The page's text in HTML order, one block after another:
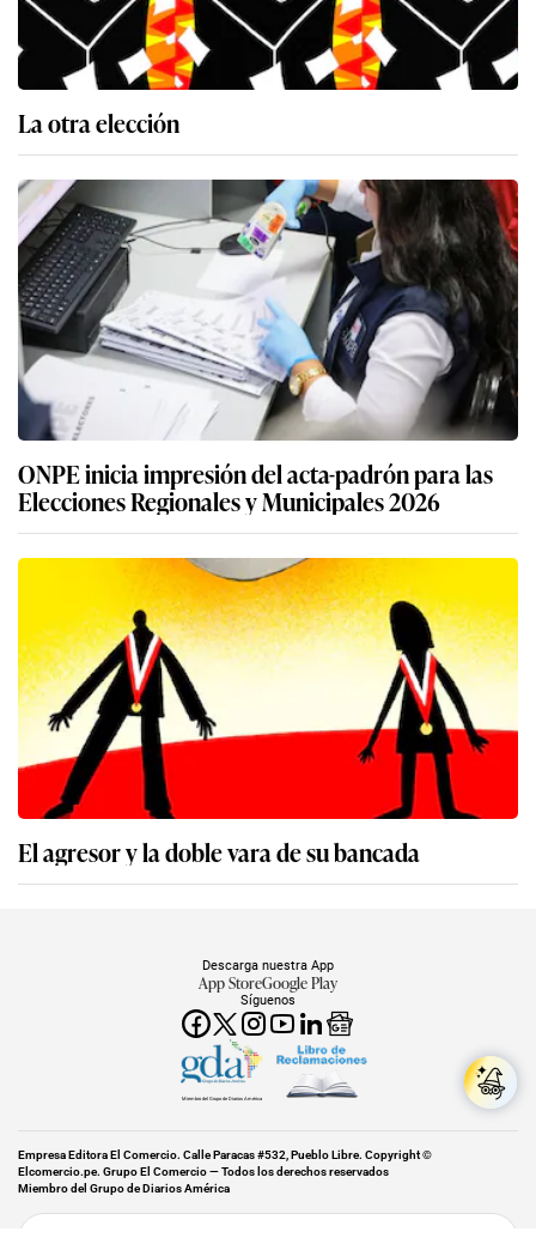
La otra elección
ONPE inicia impresión del acta-padrón para las
Elecciones Regionales y Municipales 2026
El agresor y la doble vara de su bancada
Síguenos
Descarga nuestra App
App StoreGoogle Play
Miembro del Grupo de Diarios América
Empresa Editora El Comercio. Calle Paracas #532, Pueblo Libre. Copyright ©
Elcomercio.pe. Grupo El Comercio — Todos los derechos reservados
Miembro del Grupo de Diarios América